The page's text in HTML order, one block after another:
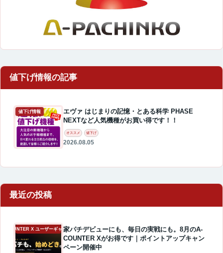
値下げ情報
エヴァ はじまりの記憶・とある科学 PHASE
NEXTなど人気機種がお買い得です！！
オススメ 値下げ
2026.08.05
最近の投稿
A-COUNTER X ユーザーギャラリー家パチデビューにも、毎日の実戦にも。8月のA-
COUNTER Xがお得です｜ポイントアップキャン
ペーン開催中